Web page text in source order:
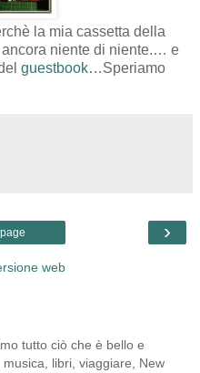
la mia cassetta della
niente di niente.… e
guestbook…Speriamo
›
web
tutto ciò che è bello e
libri, viaggiare, New